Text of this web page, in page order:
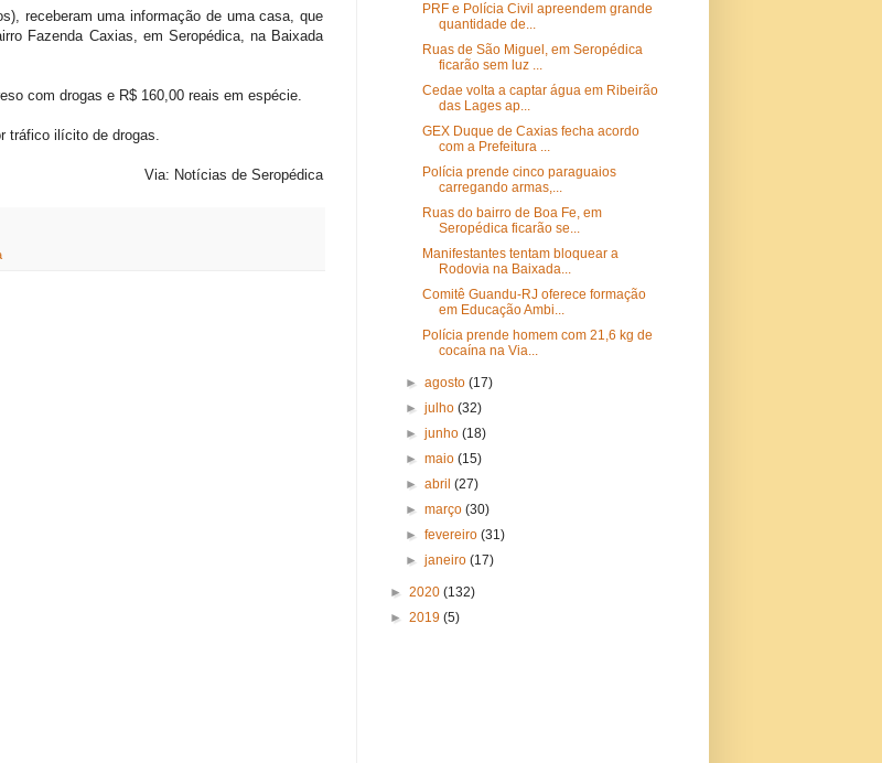
receberam uma informação de uma casa, que
Fazenda Caxias, em Seropédica, na Baixada
com drogas e R$ 160,00 reais em espécie.
tráfico ilícito de drogas.
Via: Notícias de Seropédica
PRF e Polícia Civil apreendem grande
quantidade de...
Ruas de São Miguel, em Seropédica
ficarão sem luz ...
Cedae volta a captar água em Ribeirão
das Lages ap...
GEX Duque de Caxias fecha acordo
com a Prefeitura ...
Polícia prende cinco paraguaios
carregando armas,...
Ruas do bairro de Boa Fe, em
Seropédica ficarão se...
Manifestantes tentam bloquear a
Rodovia na Baixada...
Comitê Guandu-RJ oferece formação
em Educação Ambi...
Polícia prende homem com 21,6 kg de
cocaína na Via...
►agosto(17)
►julho(32)
►junho(18)
►maio(15)
►abril(27)
►março(30)
►fevereiro(31)
►janeiro(17)
► 2020 (132)
► 2019 (5)